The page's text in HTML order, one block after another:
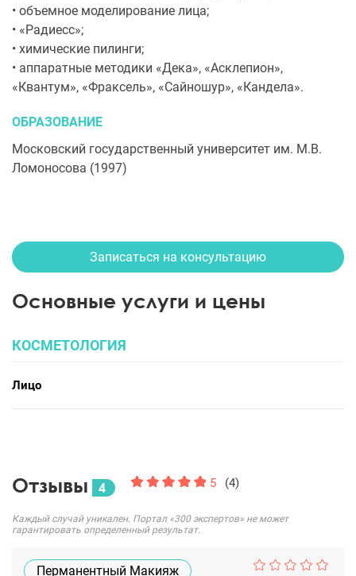
• объемное моделирование лица;
• «Радиесс»;
• химические пилинги;
• аппаратные методики «Дека», «Асклепион»,
«Квантум», «Фраксель», «Сайношур», «Кандела».
ОБРАЗОВАНИЕ
Московский государственный университет им. М.В.
Ломоносова (1997)
Записаться на консультацию
Основные услуги и цены
КОСМЕТОЛОГИЯ
Лицо
Отзывы 4 5 (4)
Каждый случай уникален. Портал «300 экспертов» не может
гарантировать определенный результат.
Перманентный Макияж